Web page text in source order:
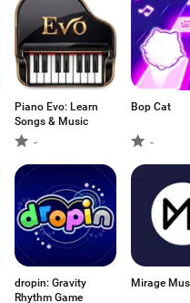
Piano Evo: Learn
Songs & Music
-
Bop Cat
-
dropin: Gravity
Rhythm Game
Mirage